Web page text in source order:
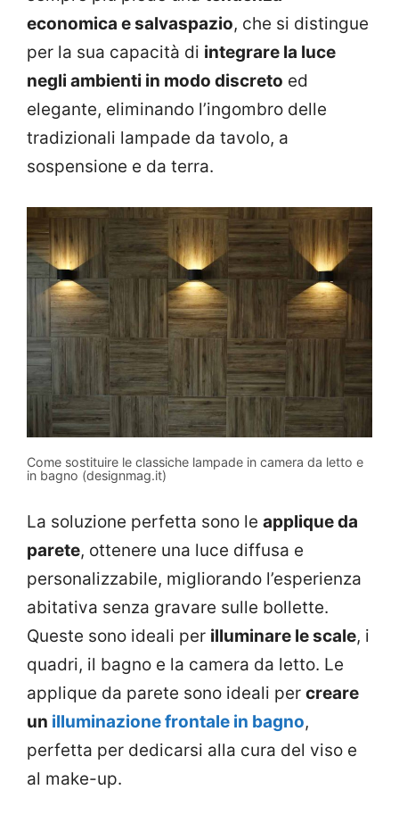
economica e salvaspazio, che si distingue
per la sua capacità di integrare la luce
negli ambienti in modo discreto ed
elegante, eliminando l’ingombro delle
tradizionali lampade da tavolo, a
sospensione e da terra.
Come sostituire le classiche lampade in camera da letto e
in bagno (designmag.it)
La soluzione perfetta sono le applique da
parete, ottenere una luce diffusa e
personalizzabile, migliorando l’esperienza
abitativa senza gravare sulle bollette.
Queste sono ideali per illuminare le scale, i
quadri, il bagno e la camera da letto. Le
applique da parete sono ideali per creare
un illuminazione frontale in bagno,
perfetta per dedicarsi alla cura del viso e
al make-up.